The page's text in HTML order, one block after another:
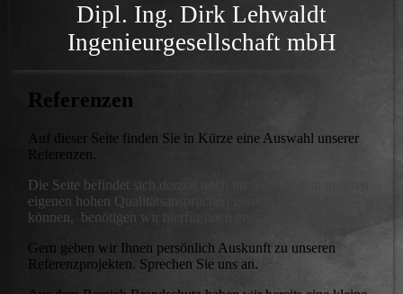
Dipl. Ing. Dirk Lehwaldt
Ingenieurgesellschaft mbH
Referenzen
Auf dieser Seite finden Sie in Kürze eine Auswahl unserer
Referenzen.
Die Seite befindet sich derzeit noch im Aufbau.
eigenen hohen Qualitätsansprüchen gerecht werden zu
können, benötigen wir hierfür noch etwas Zeit.
Gern geben wir Ihnen persönlich Auskunft zu unseren
Referenzprojekten. Sprechen Sie uns an.